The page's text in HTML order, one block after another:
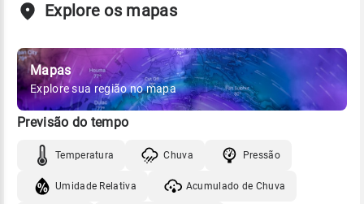
Explore os mapas
Mapas
Explore sua região no mapa
Previsão do tempo
Temperatura Chuva Pressão
Umidade Relativa Acumulado de Chuva